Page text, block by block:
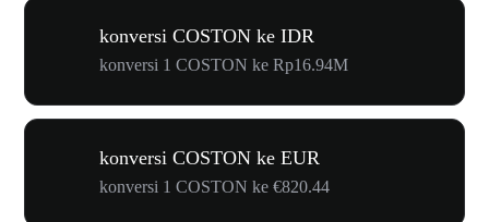
konversi COSTON ke IDR
konversi 1 COSTON ke Rp16.94M
konversi COSTON ke EUR
konversi 1 COSTON ke €820.44